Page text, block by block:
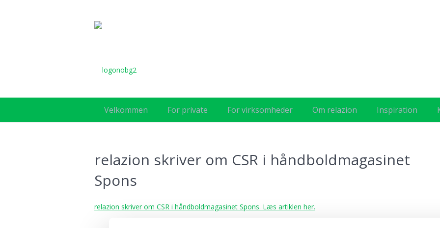
Velkommen For private For virksomheder Om relazion Inspiration
relazion skriver om CSR i håndboldmagasinet
Spons
relazion skriver om CSR i håndboldmagasinet Spons. Læs artiklen her.